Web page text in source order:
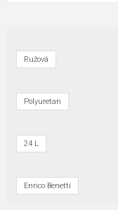
Ružová
Polyuretan
24 L
Enrico Benetti